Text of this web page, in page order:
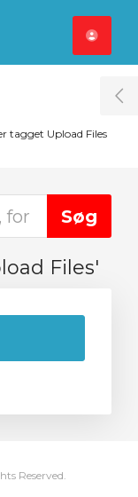
tagget Upload Files
Files'
Reserved.